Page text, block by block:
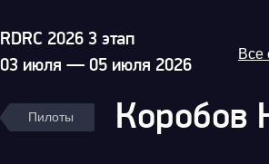
RDRC 2026 3 этап
03 июля — 05 июля 2026
Все
Пилоты Коробов